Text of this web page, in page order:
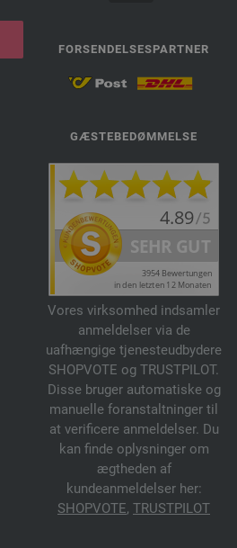
FORSENDELSESPARTNER
GÆSTEBEDØMMELSE
Vores virksomhed indsamler
anmeldelser via de
uafhængige tjenesteudbydere
SHOPVOTE og TRUSTPILOT.
Disse bruger automatiske og
manuelle foranstaltninger til
at verificere anmeldelser. Du
kan finde oplysninger om
ægtheden af
kundeanmeldelser her:
SHOPVOTE, TRUSTPILOT